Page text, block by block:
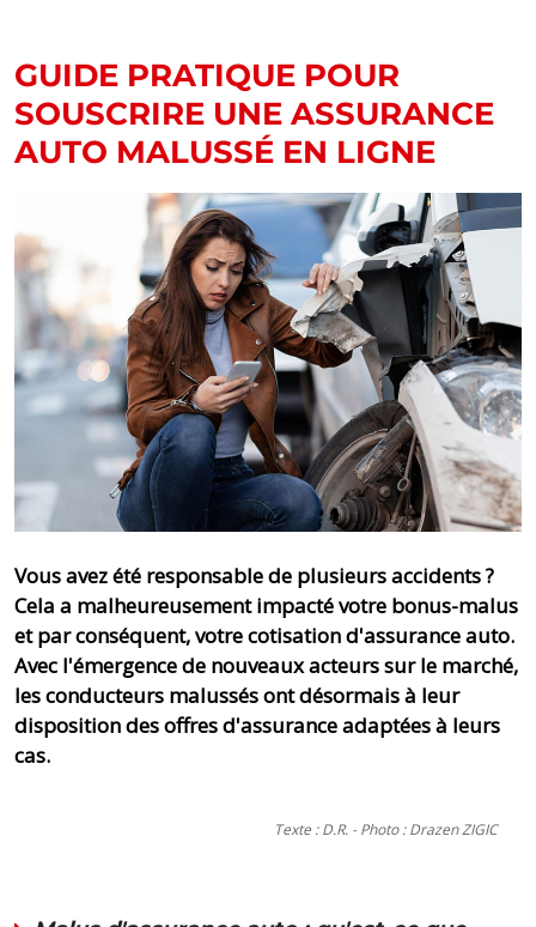
GUIDE PRATIQUE POUR
SOUSCRIRE UNE ASSURANCE
AUTO MALUSSÉ EN LIGNE
Vous avez été responsable de plusieurs accidents ?
Cela a malheureusement impacté votre bonus-malus
et par conséquent, votre cotisation d'assurance auto.
Avec l'émergence de nouveaux acteurs sur le marché,
les conducteurs malussés ont désormais à leur
disposition des offres d'assurance adaptées à leurs
cas.
Texte : D.R. - Photo : Drazen ZIGIC